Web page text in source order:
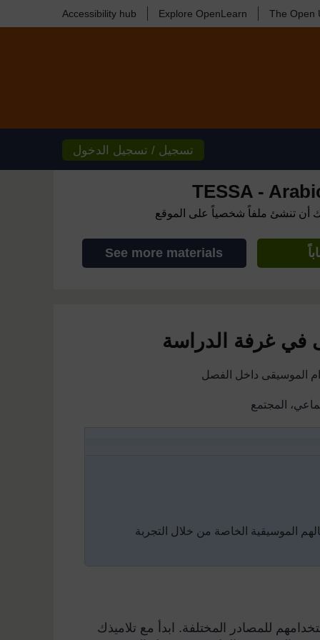
The Open
Explore OpenLearn
Accessibility hub
تسجيل / تسجيل الدخول
TESSA -
أن تنشئ ملفاً شخصياً على الموقع
See more materials
الموسيقى داخل الفصل
المجتمع
الموسيقية الخاصة من خلال التجربة
للمصادر المختلفة. ابدأ مع تلاميذك